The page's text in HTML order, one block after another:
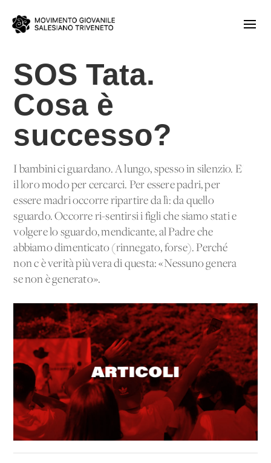
SOS Tata.
Cosa è
successo?
I bambini ci guardano. A lungo, spesso in silenzio. E'
il loro modo per cercarci. Per essere padri, per
essere madri occorre ripartire da lì: da quello
sguardo. Occorre ri-sentirsi i figli che siamo stati e
volgere lo sguardo, mendicante, al Padre che
abbiamo dimenticato (rinnegato, forse). Perché
non c'è verità più vera di questa: «Nessuno genera
se non è generato».